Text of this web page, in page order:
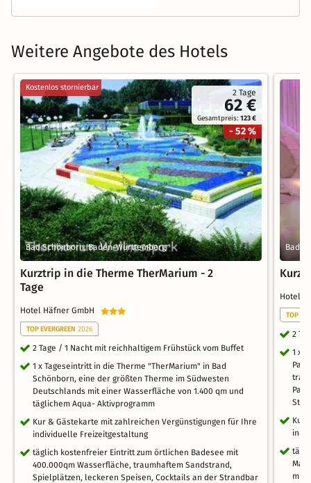
Weitere Angebote des Hotels
2 Tage
62 €
Gesamtpreis:123 €
- 52 %
Kostenlos stornierbar
Bad Schönborn, Baden-Württemberg
Kurztrip in die Therme TherMarium - 2
Tage
Hotel Häfner GmbH
TOP EVERGREEN 2026
2 Tage / 1 Nacht mit reichhaltigem Frühstück vom Buffet
1 x Tageseintritt in die Therme "TherMarium" in Bad
Schönborn, eine der größten Therme im Südwesten
Deutschlands mit einer Wasserfläche von 1.400 qm und
täglichem Aqua- Aktivprogramm
Kur & Gästekarte mit zahlreichen Vergünstigungen für Ihre
individuelle Freizeitgestaltung
täglich kostenfreier Eintritt zum örtlichen Badesee mit
400.000qm Wasserfläche, traumhaftem Sandstrand,
Spielplätzen, leckeren Speisen, Cocktails an der Strandbar
Bad
Hotel
TOP
2
1 x
Kur
mit